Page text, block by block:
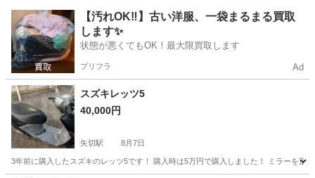
千葉 松戸市 松戸新田駅 スズキ
【汚れOK‼️】古い洋服、一袋まるまる買取
します✨
状態が悪くてもOK！最大限買取します
プリフラ Ad
スズキレッツ5
40,000円
矢切駅 8月7日
3年前に購入したスズキのレッツ5です！ 購入時は5万円で購入しました！ ミラーを